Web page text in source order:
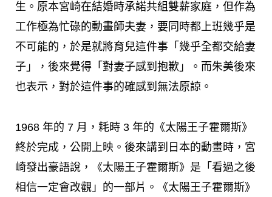
生。原本宮崎在結婚時承諾共組雙薪家庭，但作為
工作極為忙碌的動畫師夫妻，要同時都上班幾乎是
不可能的，於是就將育兒這件事「幾乎全都交給妻
子」，後來覺得「對妻子感到抱歉」。而朱美後來
也表示，對於這件事的確感到無法原諒。
1968 年的 7 月，耗時 3 年的《太陽王子霍爾斯》
終於完成，公開上映。後來講到日本的動畫時，宮
崎發出豪語說，《太陽王子霍爾斯》是「看過之後
相信一定會改觀」的一部片。《太陽王子霍爾斯》